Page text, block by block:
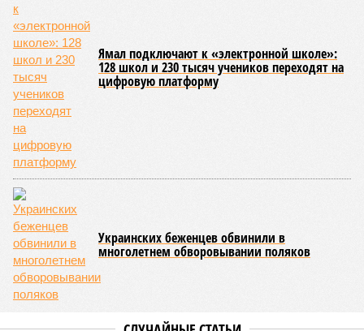
организма нет механики, которая позволила бы ему
вернуться и исправить повреждения, уже записанные в
геноме,– рассказывает
медицинской школы Гроссмана при Нью-Йоркском
университете.
– На протяжении десятилетий
накопившиеся повреждения снижают эффективность
работы клетки, а в некоторых случаях создают
предпосылки для развития рака»
какие бы антивозрастные процедуры вы ни проводили, как
бы ни пытались замедлить старение, устраняя его
причины, всё равно ничего не выйдет – мутации возьмут
своё.
Цифры
По данным за 2025 год, лидером по средней
продолжительности жизни из всех стран стало
Княжество Монако. В общем-то, неудивительно с
учётом богатства и благополучия этого крохотного